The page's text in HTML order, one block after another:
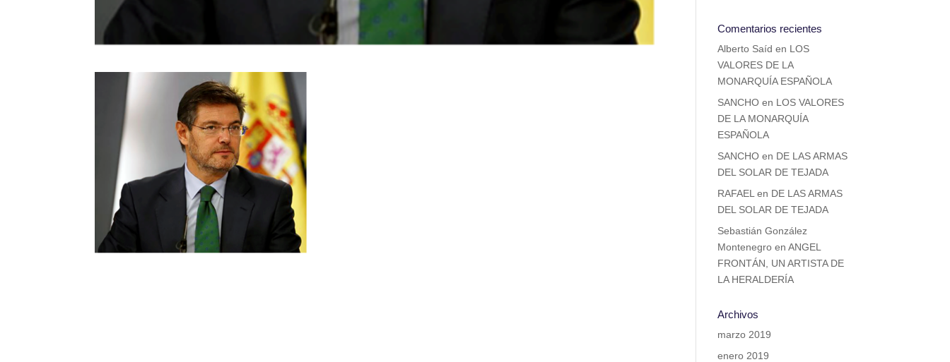
Comentarios recientes
Alberto Saíd en LOS
VALORES DE LA
MONARQUÍA ESPAÑOLA
SANCHO en LOS VALORES
DE LA MONARQUÍA
ESPAÑOLA
SANCHO en DE LAS ARMAS
DEL SOLAR DE TEJADA
RAFAEL en DE LAS ARMAS
DEL SOLAR DE TEJADA
Sebastián González
Montenegro enANGEL
FRONTÁN, UN ARTISTA DE
LA HERALDERÍA
Archivos
marzo 2019
enero 2019